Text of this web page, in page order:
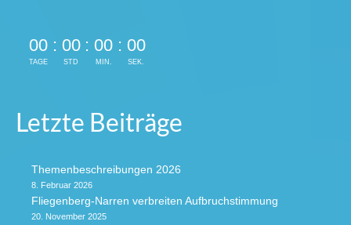
00
TAGE
: 00
STD
: 00
MIN.
: 00
SEK.
Letzte Beiträge
Themenbeschreibungen 2026
8. Februar 2026
Fliegenberg-Narren verbreiten Aufbruchstimmung
20. November 2025